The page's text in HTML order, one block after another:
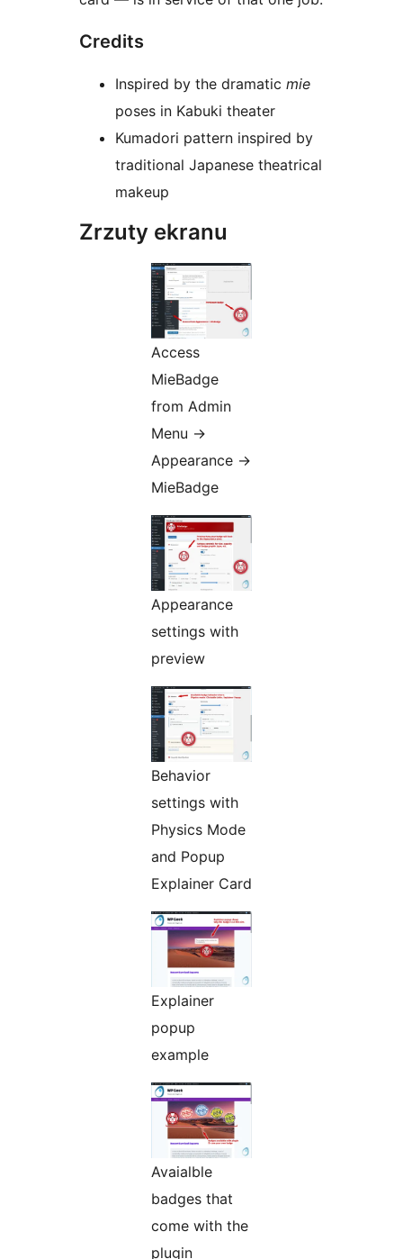
Credits
Inspired by the dramatic mie
poses in Kabuki theater
Kumadori pattern inspired by
traditional Japanese theatrical
makeup
Zrzuty ekranu
Access
MieBadge
from Admin
Menu →
Appearance →
MieBadge
Appearance
settings with
preview
Behavior
settings with
Physics Mode
and Popup
Explainer Card
Explainer
popup
example
Avaialble
badges that
come with the
plugin